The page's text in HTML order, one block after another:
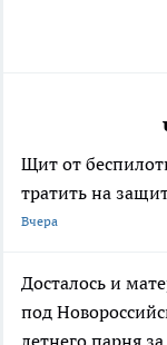
Щит от
тратить на
Вчера
Досталось и
под
летнего парня